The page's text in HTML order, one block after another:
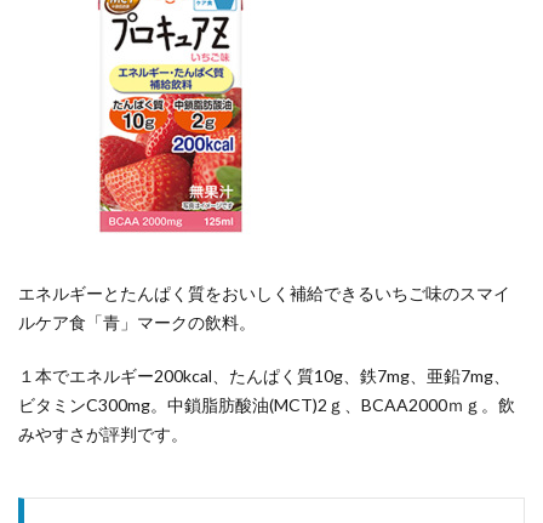
エネルギーとたんぱく質をおいしく補給できるいちご味のスマイ
ルケア食「青」マークの飲料。
１本でエネルギー200kcal、たんぱく質10g、鉄7mg、亜鉛7mg、
ビタミンC300mg。中鎖脂肪酸油(MCT)2ｇ、BCAA2000ｍｇ。飲
みやすさが評判です。